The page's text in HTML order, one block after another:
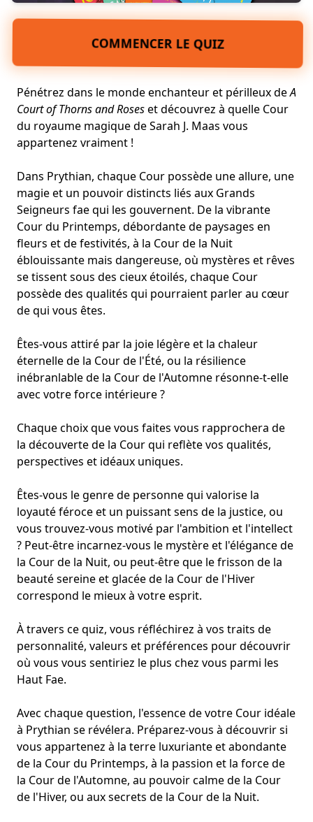
COMMENCER LE QUIZ
Pénétrez dans le monde enchanteur et périlleux deA
Court of Thorns and Roseset découvrez à quelle Cour
du royaume magiquede Sarah J. Maas vous
appartenez vraiment !
Dans Prythian, chaque Cour possède une allure, une
magie et un pouvoir distincts liés aux Grands
Seigneurs fae qui les gouvernent. De la vibrante
Cour du Printemps, débordante de paysages en
fleurs et de festivités, à la Cour de la Nuit
éblouissante mais dangereuse, où mystères et rêves
se tissent sous des cieux étoilés, chaque Cour
possède des qualités qui pourraient parler au cœur
de qui vous êtes.
Êtes-vous attiré par la joie légère et la chaleur
éternelle de la Cour de l'Été, ou la résilience
inébranlable de la Cour de l'Automne résonne-t-elle
avec votre force intérieure ?
Chaque choix que vous faites vous rapprochera de
la découverte de la Cour qui reflète vos qualités,
perspectives et idéaux uniques.
Êtes-vous le genre de personne qui valorise la
loyauté féroceet un puissant sens de la justice, ou
vous trouvez-vous motivé par l'ambition et l'intellect
? Peut-être incarnez-vous le mystère et l'élégance de
la Cour de la Nuit, ou peut-être que le frisson de la
beauté sereine et glacée de la Cour de l'Hiver
correspond le mieux à votre esprit.
À travers ce quiz, vous réfléchirez à vos traits de
personnalité, valeurs et préférences pour découvrir
où vous vous sentiriez le plus chez vous parmi les
Haut Fae.
Avec chaque question, l'essence de votre Cour idéale
à Prythian se révélera. Préparez-vous à découvrir si
vous appartenez à la terre luxuriante et abondante
de la Cour du Printemps, à la passion et la force de
la Cour de l'Automne, au pouvoir calme de la Cour
de l'Hiver, ou aux secrets de la Cour de la Nuit.